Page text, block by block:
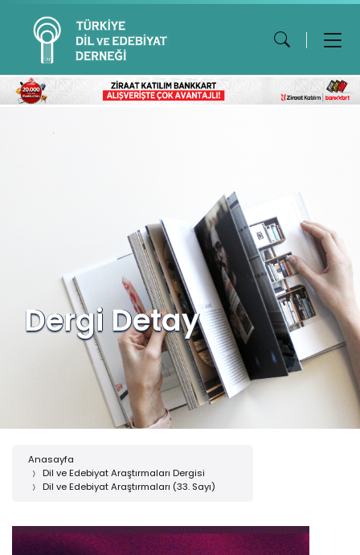
Dergi Detay
Anasayfa
Dil ve Edebiyat Araştırmaları Dergisi
Dil ve Edebiyat Araştırmaları (33. Sayı)